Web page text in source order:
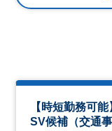
【時短勤務可
SV候補（交通